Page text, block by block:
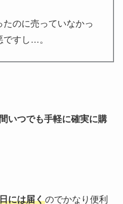
のに売っていなかっ
ですし…。
いつでも手軽に確実に購
には届くのでかなり便利